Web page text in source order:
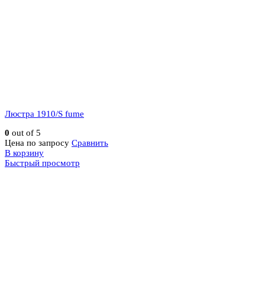
Люстра 1910/S fume
0 out of 5
Цена по запросу Сравнить
В корзину
Быстрый просмотр